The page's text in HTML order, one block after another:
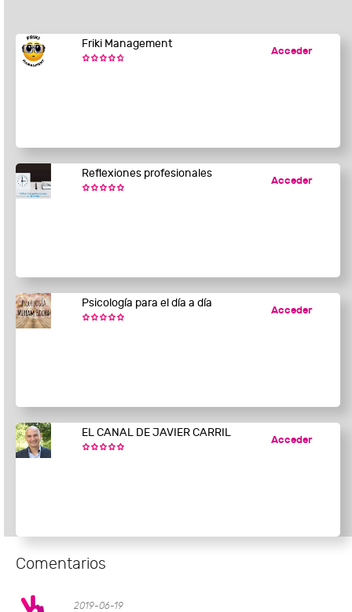
Friki Management
Acceder
Reflexiones profesionales
Acceder
Psicología para el día a día
Acceder
EL CANAL DE JAVIER CARRIL
Acceder
Comentarios
2019-06-19